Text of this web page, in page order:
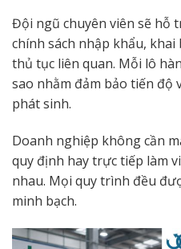
Đội ngũ chuyên viên sẽ hỗ
chính sách nhập khẩu, khai
thủ tục liên quan. Mỗi lô
sao nhằm đảm bảo tiến độ
phát sinh.
Doanh nghiệp không cần
quy định hay trực tiếp làm
nhau. Mọi quy trình đều
minh bạch.